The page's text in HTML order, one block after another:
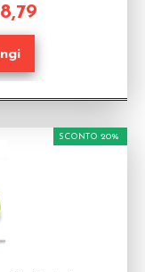
8,79
SCONTO 20%